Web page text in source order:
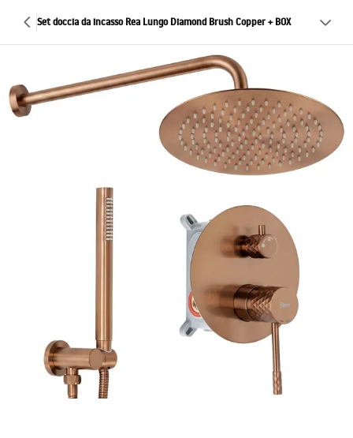
Set doccia da incasso Rea Lungo Diamond Brush Copper + BOX